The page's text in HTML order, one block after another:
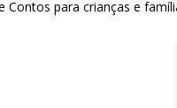
Contos para crianças e